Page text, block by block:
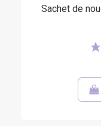
Sachet de